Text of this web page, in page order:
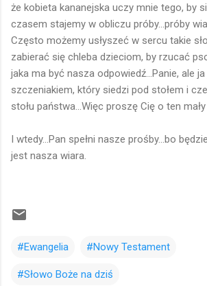
że kobieta kananejska uczy mnie tego, by
czasem stajemy w obliczu próby...próby
Często możemy usłyszeć w sercu takie
zabierać się chleba dzieciom, by rzucać
jaka ma być nasza odpowiedź...Panie, ale
szczeniakiem, który siedzi pod stołem i
stołu państwa...Więc proszę Cię o ten mały
I wtedy...Pan spełni nasze prośby...bo
jest nasza wiara.
#Ewangelia #Nowy Testament
#Słowo Boże na dziś